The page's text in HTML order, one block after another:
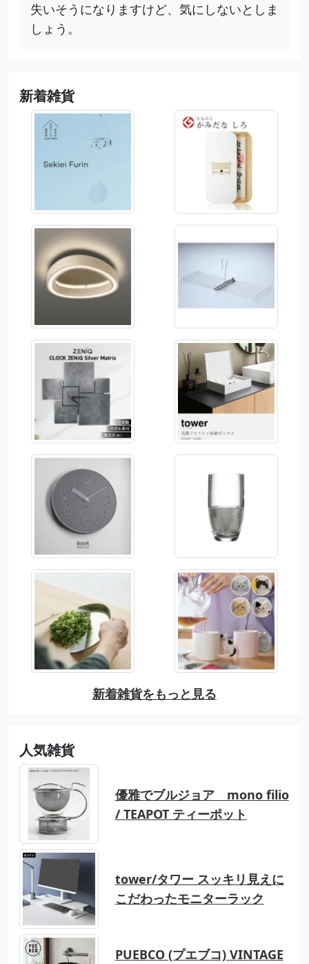
失いそうになりますけど、気にしないとしま
しょう。
新着雑貨
新着雑貨をもっと見る
人気雑貨
優雅でブルジョア mono filio
/ TEAPOT ティーポット
tower/タワー スッキリ見えに
こだわったモニターラック
PUEBCO (プエブコ) VINTAGE